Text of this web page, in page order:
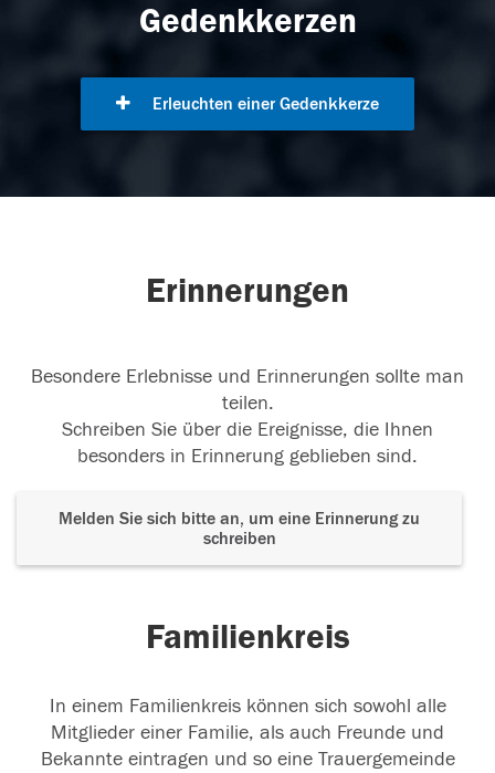
Gedenkkerzen
Erleuchten einer Gedenkkerze
Erinnerungen
Besondere Erlebnisse und Erinnerungen sollte man
teilen.
Schreiben Sie über die Ereignisse, die Ihnen
besonders in Erinnerung geblieben sind.
Melden Sie sich bitte an, um eine Erinnerung zu
schreiben
Familienkreis
In einem Familienkreis können sich sowohl alle
Mitglieder einer Familie, als auch Freunde und
Bekannte eintragen und so eine Trauergemeinde